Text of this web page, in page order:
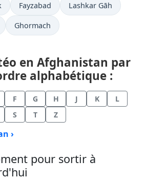
Fayzabad Lashkar Gāh
Ghormach
en Afghanistan par
alphabétique :
F G H J K
L
S T Z
›
pour sortir à